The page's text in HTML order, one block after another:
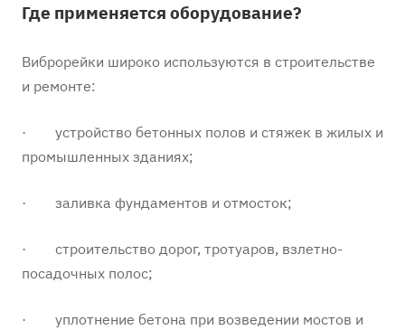
Где применяется оборудование?
Виброрейки широко используются в строительстве
и ремонте:
· устройство бетонных полов и стяжек в жилых и
промышленных зданиях;
· заливка фундаментов и отмосток;
· строительство дорог, тротуаров, взлетно-
посадочных полос;
· уплотнение бетона при возведении мостов и